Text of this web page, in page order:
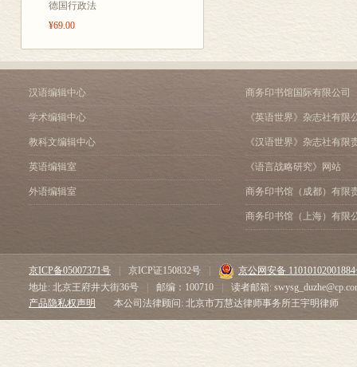
德国行政法
¥69.00
汉语编辑中心
学术编辑中心
教科文编辑中心
英语编辑室
外语编辑室
商务印书馆国际有限公司
《英语世界》杂志社有限
《汉语世界》杂志社有限
《语言战略研究》网站
商务印书馆（成都）有限
商务印书馆（上海）有限
京ICP备05007371号 京ICP证150832号
京公网安备
地址: 北京王府井大街36号
邮编：100710
读者邮箱:
产品隐私权声明
本公司法律顾问: 北京市万慧达律师事务所王宇明律师